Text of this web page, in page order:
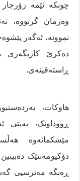
چونکە ئێمە
وەرمان گرتووە،
نموونە، ئەگەر
دەکرێ کاریگەری
ڕاستەقینەی.
هاوکات،
ڕووداوێک، بەپێی
مێشکمانەوە
دۆکیومەنتێک
ڕەنگە مەترسیی